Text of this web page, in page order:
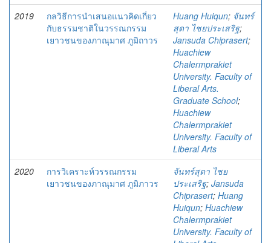
2019
กลวิธีการนำเสนอแนวคิดเกี่ยว
กับธรรมชาติในวรรณกรรม
เยาวชนของภาณุมาศ ภูมิถาวร
Huang Huiqun; จันทร์
สุดา ไชยประเสริฐ;
Jansuda Chiprasert;
Huachiew
Chalermprakiet
University. Faculty of
Liberal Arts.
Graduate School;
Huachiew
Chalermprakiet
University. Faculty of
Liberal Arts
2020
การวิเคราะห์วรรณกรรม
เยาวชนของภาณุมาศ ภูมิภาวร
จันทร์สุดา ไชย
ประเสริฐ; Jansuda
Chiprasert; Huang
Huiqun; Huachiew
Chalermprakiet
University. Faculty of